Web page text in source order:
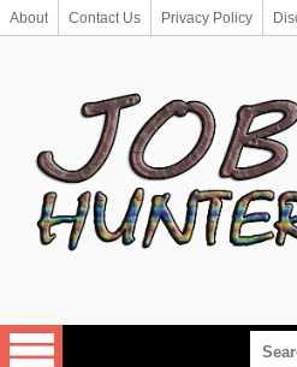
About Contact Us Privacy Policy